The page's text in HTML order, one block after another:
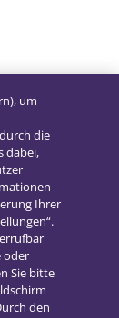
um
die
dabei,
Ihrer
oder
Sie bitte
den